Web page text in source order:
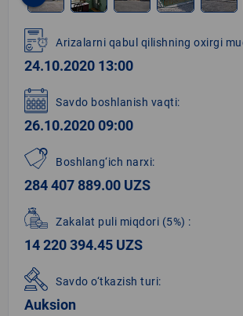
1
of
7
Arizalarni qabul qilishning oxirgi
24.10.2020 13:00
Savdo boshlanish vaqti:
26.10.2020 09:00
Boshlang‘ich narxi:
284 407 889.00 UZS
Zakalat puli miqdori (5%) :
14 220 394.45 UZS
Savdo o‘tkazish turi:
Auksion